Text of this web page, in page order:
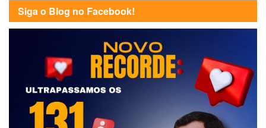
Siga o Blog no Facebook!